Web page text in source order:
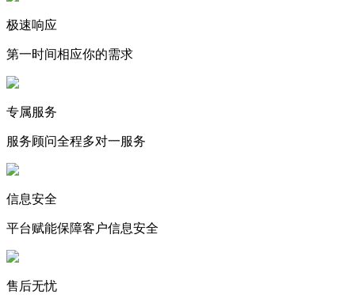
极速响应
第一时间相应你的需求
专属服务
服务顾问全程多对一服务
信息安全
平台赋能保障客户信息安全
售后无忧